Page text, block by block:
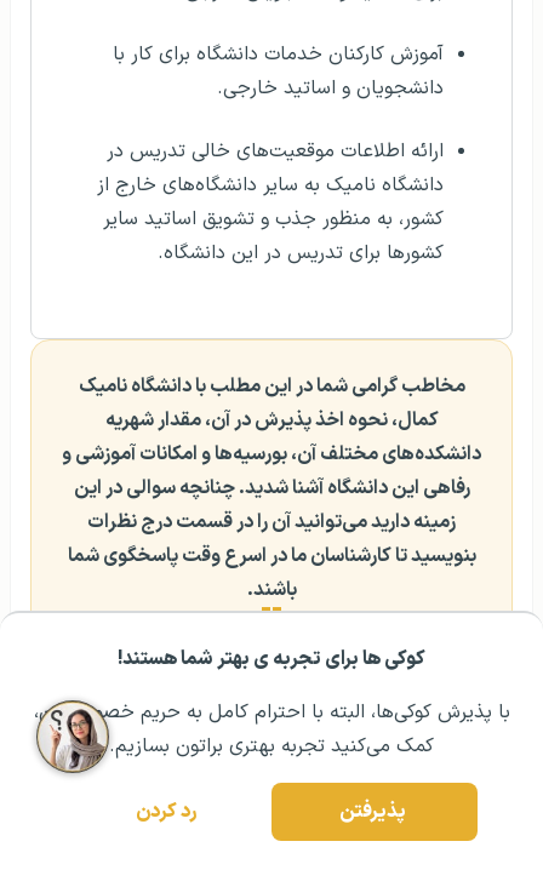
کوکی ها برای تجربه ی بهتر شما هستند!
با پذیرش کوکی‌ها، البته با احترام کامل به حریم خصوصیتون،
کمک می‌کنید تجربه بهتری براتون بسازیم.
پذیرفتن رد کردن
مشــاوره اولیه رایگان: ۰۲۱ ۴۳۰۰۰ ۰۲۱ رزرو مشاوره تخصصی
آموزش کارکنان خدمات دانشگاه برای کار با
دانشجویان و اساتید خارجی.
ارائه اطلاعات موقعیت‌های خالی تدریس در
دانشگاه نامیک به سایر دانشگاه‌های خارج از
کشور، به منظور جذب و تشویق اساتید سایر
کشورها برای تدریس در این دانشگاه.
مخاطب گرامی شما در این مطلب با دانشگاه نامیک
کمال، نحوه اخذ پذیرش در آن، مقدار شهریه‌
دانشکده‌های مختلف آن، بورسیه‌ها و امکانات آموزشی و
رفاهی این دانشگاه آشنا شدید. چنانچه سوالی در این
زمینه دارید می‌توانید آن را در قسمت درج نظرات
بنویسید تا کارشناسان ما در اسرع وقت پاسخگوی شما
باشند.
ترکیه
تسهیلات درمانی و بیمه
دانشجویی در ترکیه
سوالات متداول